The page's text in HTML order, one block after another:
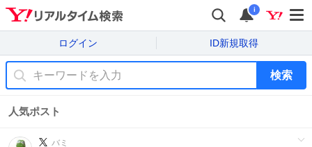
i
ログイン ID新規取得
検索
人気ポスト
バミ